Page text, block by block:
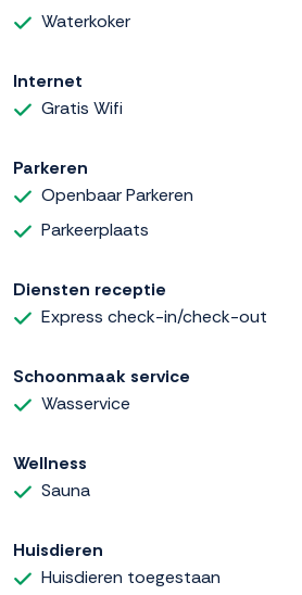
Waterkoker
Internet
Gratis Wifi
Parkeren
Openbaar Parkeren
Parkeerplaats
Diensten receptie
Express check-in/check-out
Schoonmaak service
Wasservice
Wellness
Sauna
Huisdieren
Huisdieren toegestaan